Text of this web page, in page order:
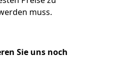
muss.
Sie uns noch